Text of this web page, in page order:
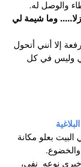
والوصل له.
والخضوع.